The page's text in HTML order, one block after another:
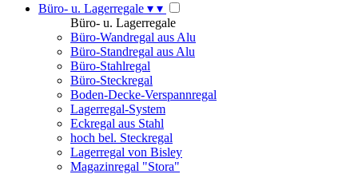
Büro- u. Lagerregale ▾ ▾
Büro- u. Lagerregale
Büro-Wandregal aus Alu
Büro-Standregal aus Alu
Büro-Stahlregal
Büro-Steckregal
Boden-Decke-Verspannregal
Lagerregal-System
Eckregal aus Stahl
hoch bel. Steckregal
Lagerregal von Bisley
Magazinregal "Stora"